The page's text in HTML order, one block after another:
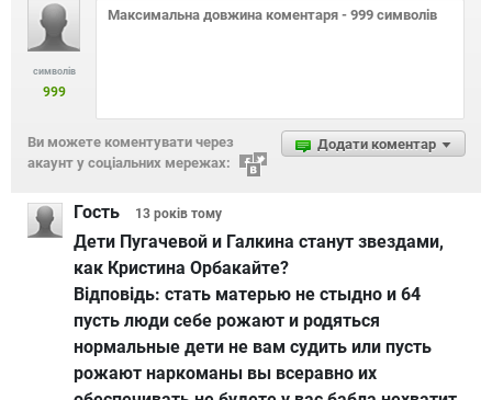
символів
999
Додати коментар
Ви можете коментувати через
акаунт у соціальних мережах:
Гость 13 років тому
Дети Пугачевой и Галкина станут звездами,
как Кристина Орбакайте?
Відповідь: стать матерью не стыдно и 64
пусть люди себе рожают и родяться
нормальные дети не вам судить или пусть
рожают наркоманы вы всеравно их